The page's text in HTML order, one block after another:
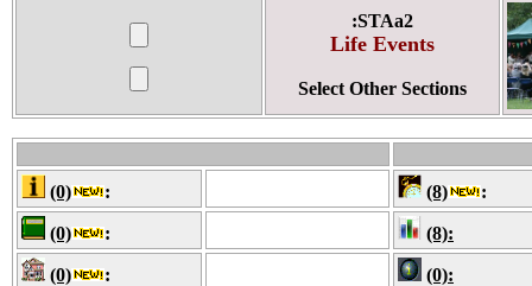
:STAa2
Life Events
Select Other Sections
(0) : (8) :
(0) : (8):
(0) : (0):